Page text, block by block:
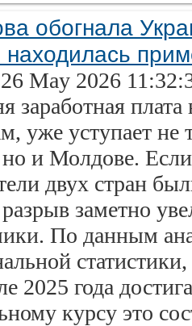
обогнала
находилась
May 2026
заработная
уже уступает не
и Молдове.
двух стран
разрыв заметно
По данным
2025 года
курсу это